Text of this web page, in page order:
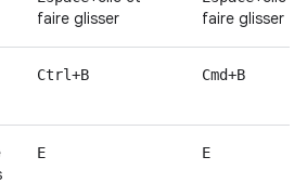
faire glisser
faire glisser
Ctrl+B Cmd+B
E E